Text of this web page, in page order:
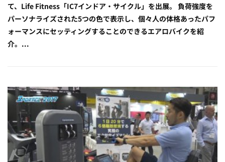
て、Life Fitness「IC7インドア・サイクル」を出展。 負荷強度を
パーソナライズされた5つの色で表示し、個々人の体格あったパフ
ォーマンスにセッティングすることのできるエアロバイクを紹
介。...